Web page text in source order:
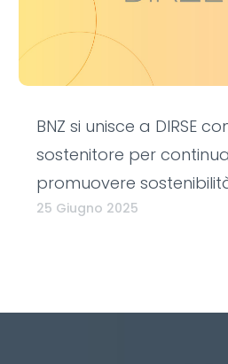
BNZ si unisce a DIRSE
sostenitore per
promuovere
25 Giugno 2025